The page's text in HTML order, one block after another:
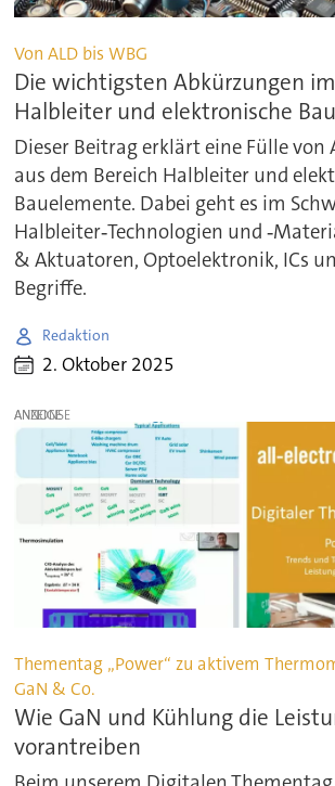
Von ALD bis WBG
Die wichtigsten Abkürzungen
Halbleiter und elektronische
Dieser Beitrag erklärt eine Fülle von
aus dem Bereich Halbleiter und
Bauelemente. Dabei geht es im
Halbleiter‑Technologien und
& Aktuatoren, Optoelektronik, ICs
Begriffe.
Redaktion
2. Oktober 2025
ANZEIGE
Thementag „Power“ zu aktivem
GaN & Co.
Wie GaN und Kühlung die
vorantreiben